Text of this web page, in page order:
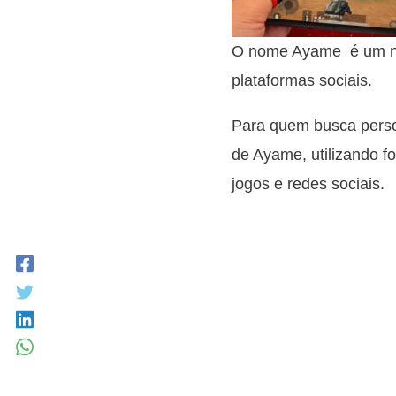
O nome Ayame é um
plataformas sociais.
Para quem busca
de Ayame, utilizando
jogos e redes sociais.